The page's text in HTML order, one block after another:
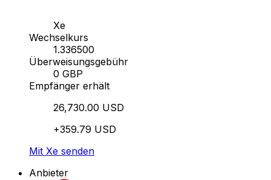
Xe
Wechselkurs
1.336500
Überweisungsgebühr
0 GBP
Empfänger erhält
26,730.00 USD
+359.79 USD
Mit Xe senden
Anbieter